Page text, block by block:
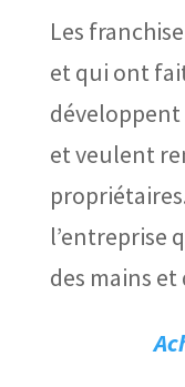
Les
et qui ont
et veulent
l’entreprise
des mains